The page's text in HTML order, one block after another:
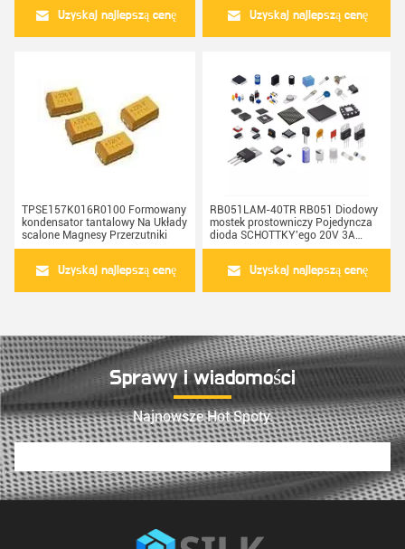
Uzyskaj najlepszą cenę
Uzyskaj najlepszą cenę
TPSE157K016R0100 Formowany
kondensator tantalowy Na Układy
scalone Magnesy Przerzutniki
Uzyskaj najlepszą cenę
RB051LAM-40TR RB051 Diodowy
mostek prostowniczy Pojedyncza
dioda SCHOTTKY'ego 20V 3A
PMDTM
Uzyskaj najlepszą cenę
Sprawy i wiadomości
Najnowsze Hot Spoty.